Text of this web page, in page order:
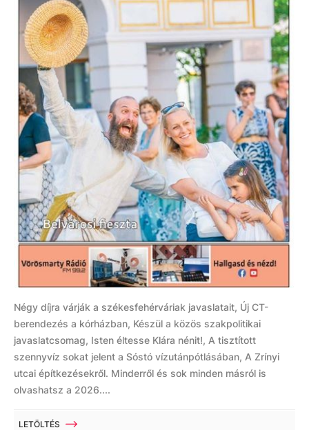
Négy díjra várják a székesfehérváriak javaslatait, Új CT-
berendezés a kórházban, Készül a közös szakpolitikai
javaslatcsomag, Isten éltesse Klára nénit!, A tisztított
szennyvíz sokat jelent a Sóstó vízutánpótlásában, A Zrínyi
utcai építkezésekről. Minderről és sok minden másról is
olvashatsz a 2026....
LETÖLTÉS